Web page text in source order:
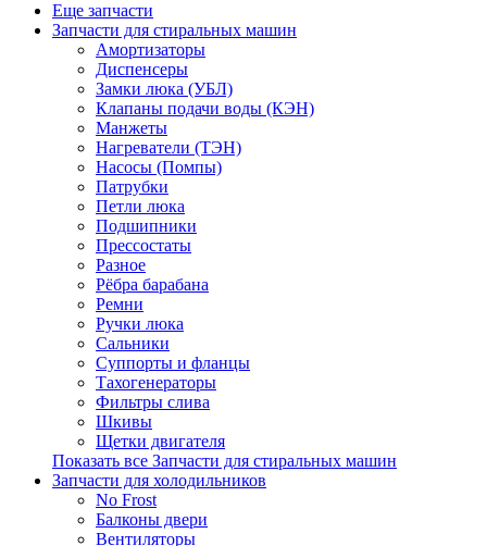
Еще запчасти
Запчасти для стиральных машин
Амортизаторы
Диспенсеры
Замки люка (УБЛ)
Клапаны подачи воды (КЭН)
Манжеты
Нагреватели (ТЭН)
Насосы (Помпы)
Патрубки
Петли люка
Подшипники
Прессостаты
Разное
Рёбра барабана
Ремни
Ручки люка
Сальники
Суппорты и фланцы
Тахогенераторы
Фильтры слива
Шкивы
Щетки двигателя
Показать все Запчасти для стиральных машин
Запчасти для холодильников
No Frost
Балконы двери
Вентиляторы